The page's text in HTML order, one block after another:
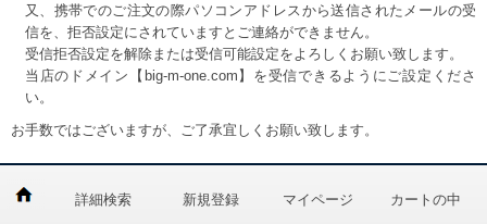
又、携帯でのご注文の際パソコンアドレスから送信されたメールの受
信を、拒否設定にされていますとご連絡ができません。
受信拒否設定を解除または受信可能設定をよろしくお願い致します。
当店のドメイン【big-m-one.com】を受信できるようにご設定くださ
い。
お手数ではございますが、ご了承宜しくお願い致します。
詳細検索 新規登録 マイページ カートの中